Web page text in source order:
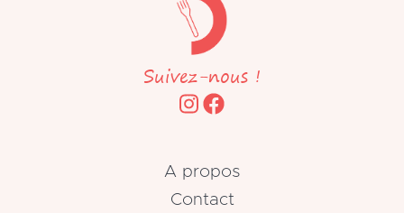
Suivez-nous !
A propos
Contact